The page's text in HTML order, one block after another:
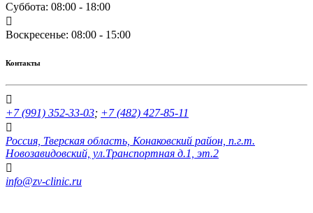
Суббота: 08:00 - 18:00
Воскресенье: 08:00 - 15:00
Контакты
+7 (991) 352-33-03; +7 (482) 427-85-11
Россия, Тверская область, Конаковский район, п.г.т.
Новозавидовский, ул.Транспортная д.1, эт.2
info@zv-clinic.ru